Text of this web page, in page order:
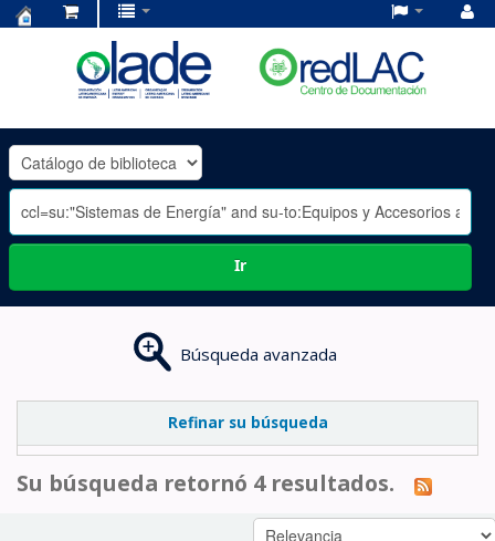
OLADE
-
Ir
Búsqueda avanzada
Refinar su búsqueda
Su búsqueda retornó 4 resultados.